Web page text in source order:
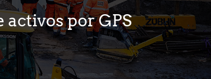
por GPS